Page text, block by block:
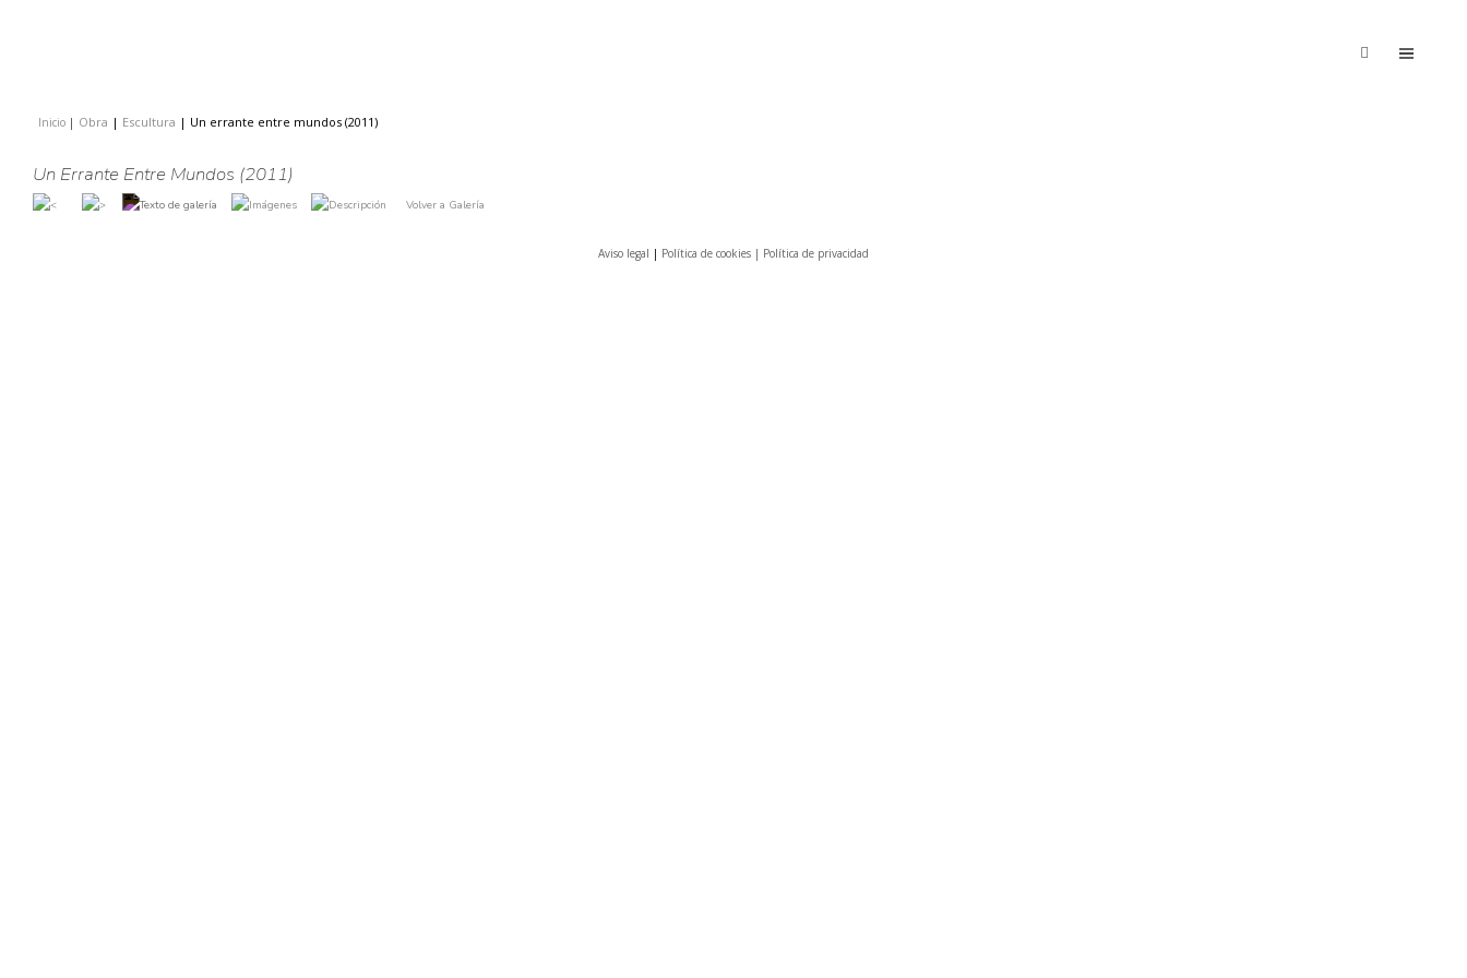
Inicio | Obra | Escultura | Un errante entre mundos (2011)
Un Errante Entre Mundos (2011)
Volver a Galería
Aviso legal | Política de cookies | Política de privacidad